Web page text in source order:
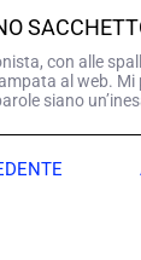
con alle
al web. Mi
siano